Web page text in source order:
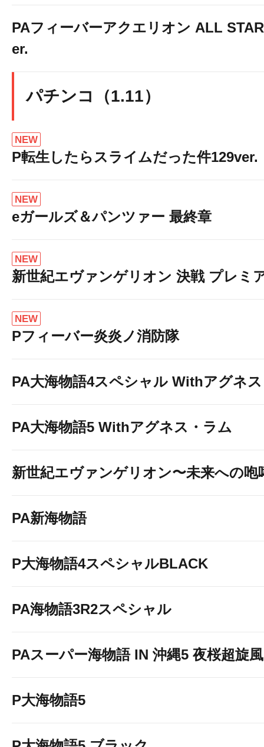
PAフィーバーアクエリオン ALL
er.
パチンコ（1.11）
NEW
P転生したらスライムだった件129ver.
NEW
eガールズ＆パンツァー 最終章
NEW
新世紀エヴァンゲリオン 決戦 プレミ
NEW
Pフィーバー炎炎ノ消防隊
PA大海物語4スペシャル Withアグネ
PA大海物語5 Withアグネス・ラム
新世紀エヴァンゲリオン〜未来への咆
PA新海物語
P大海物語4スペシャルBLACK
PA海物語3R2スペシャル
PAスーパー海物語 IN 沖縄5 夜桜超旋
P大海物語5